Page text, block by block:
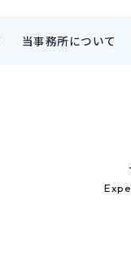
当事務所について